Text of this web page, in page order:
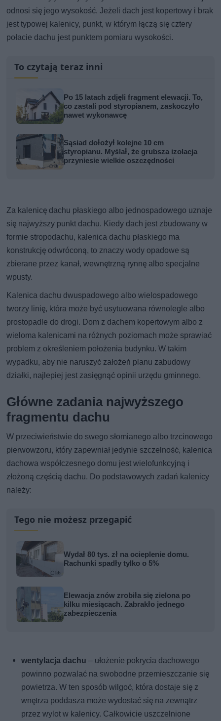
odnosi się jego wysokość. Jeżeli dach jest kopertowy i brak
jest typowej kalenicy, punkt, w którym łączą się cztery
połacie dachu jest punktem pomiaru wysokości.
To czytają teraz inni
Po 15 latach zdjęli fragment elewacji. To,
co zastali pod styropianem, zaskoczyło
nawet wykonawcę
Sąsiad dołożył kolejne 10 cm
styropianu. Myślał, że grubsza izolacja
przyniesie wielkie oszczędności
Za kalenicę dachu płaskiego albo jednospadowego uznaje
się najwyższy punkt dachu. Kiedy dach jest zbudowany w
formie stropodachu, kalenica dachu płaskiego ma
konstrukcję odwróconą, to znaczy wody opadowe są
zbierane przez kanał, wewnętrzną rynnę albo specjalne
wpusty.
Kalenica dachu dwuspadowego albo wielospadowego
tworzy linię, która może być usytuowana równolegle albo
prostopadle do drogi. Dom z dachem kopertowym albo z
wieloma kalenicami na różnych poziomach może sprawiać
problem z określeniem położenia budynku. W takim
wypadku, aby nie naruszyć założeń planu zabudowy
działki, najlepiej jest zasięgnąć opinii urzędu gminnego.
Główne zadania najwyższego
fragmentu dachu
W przeciwieństwie do swego słomianego albo trzcinowego
pierwowzoru, który zapewniał jedynie szczelność, kalenica
dachowa współczesnego domu jest wielofunkcyjną i
złożoną częścią dachu. Do podstawowych zadań kalenicy
należy:
Tego nie możesz przegapić
Wydał 80 tys. zł na ocieplenie domu.
Rachunki spadły tylko o 5%
Elewacja znów zrobiła się zielona po
kilku miesiącach. Zabrakło jednego
zabezpieczenia
wentylacja dachu – ułożenie pokrycia dachowego
powinno pozwalać na swobodne przemieszczanie się
powietrza. W ten sposób wilgoć, która dostaje się z
wnętrza poddasza może wydostać się na zewnątrz
przez wylot w kalenicy. Całkowicie uszczelnione